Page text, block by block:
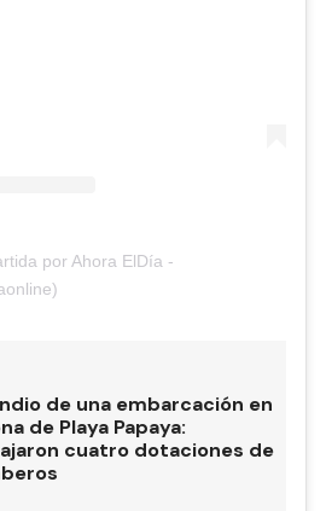
por Ahora ElDía -
de una embarcación en
de Playa Papaya:
cuatro dotaciones de